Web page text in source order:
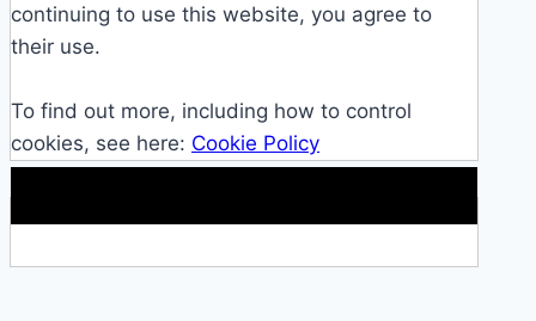
continuing to use this website, you agree to
their use.
To find out more, including how to control
cookies, see here: Cookie Policy